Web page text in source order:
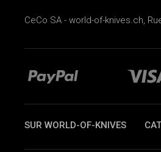
CeCo SA - world-of-knives.ch,
SUR WORLD-OF-KNIVES